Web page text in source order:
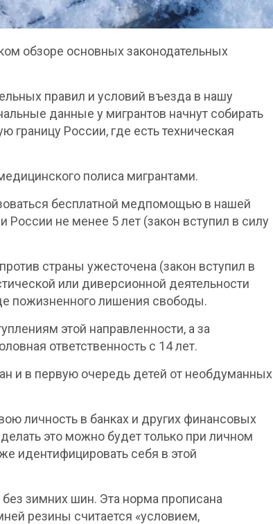
обзоре основных законодательных
правил и условий въезда в нашу
данные у мигрантов начнут собирать
границу России, где есть техническая
полиса мигрантами.
бесплатной медпомощью в нашей
России не менее 5 лет (закон вступил в силу
страны ужесточена (закон вступил в
или диверсионной деятельности
пожизненного лишения свободы.
этой направленности, а за
ответственность с 14 лет.
и в первую очередь детей от необдуманных
личность в банках и других финансовых
это можно будет только при личном
идентифицировать себя в этой
зимних шин. Эта норма прописана
резины считается «условием,